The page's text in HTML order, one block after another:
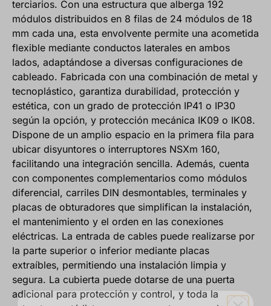
terciarios. Con una estructura que alberga 192
módulos distribuidos en 8 filas de 24 módulos de 18
mm cada una, esta envolvente permite una acometida
flexible mediante conductos laterales en ambos
lados, adaptándose a diversas configuraciones de
cableado. Fabricada con una combinación de metal y
tecnoplástico, garantiza durabilidad, protección y
estética, con un grado de protección IP41 o IP30
según la opción, y protección mecánica IK09 o IK08.
Dispone de un amplio espacio en la primera fila para
ubicar disyuntores o interruptores NSXm 160,
facilitando una integración sencilla. Además, cuenta
con componentes complementarios como módulos
diferencial, carriles DIN desmontables, terminales y
placas de obturadores que simplifican la instalación,
el mantenimiento y el orden en las conexiones
eléctricas. La entrada de cables puede realizarse por
la parte superior o inferior mediante placas
extraíbles, permitiendo una instalación limpia y
segura. La cubierta puede dotarse de una puerta
adicional para protección y control, y toda la